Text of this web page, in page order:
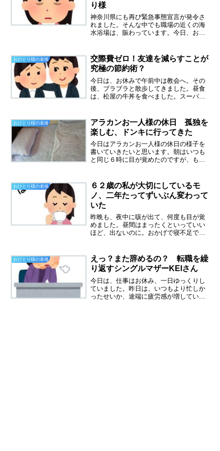
り様
神奈川県にも再び緊急事態宣言が発令さ
れました。そんな中でも職場の近くの海
水浴場は、賑わっています。今日、お客
と、家族連れもたくさんいらっしゃるの
ですが、今年は少な目。新...
おひとり様の老後
交際費ゼロ！友達を減らすことが
究極の節約術？
今日は、お休みで午前中は教会へ。その
後、ブラブラと散歩してきました。昼食
は、松屋の牛丼を食べました。スーパー
です。いつも買っているのがこちら、何
が入っているかわからない...
おひとり様の老後
アラカンお一人様の休日 孤独を
楽しむ、ドンキに行ってきた
今日はアラカンお一人様の休日の様子を
書いていきたいと思います。朝はいつも
と同じ６時に目が覚めたのですが、もう
具を使ってます。ひんやりします、寒い
くらいです。こちらもニトリ...
おひとり様の老後
６２歳の私が大切にしているモ
ノ、二年たってずいぶん変わって
いた
昨晩も、夜中に咳が出て、何度も目が覚
めました。昼間はまったくといっていい
ほど、出ないのに。おかげで寝不足で
０歳の時に、こんな記事を書いていまし
た。優先順位をつけてみたの...
おひとり様の老後
えっ？また辞めるの？ 転職を繰
り返すシングルマザーKEIさん
今日は、仕事はお休み、一日ゆっくりし
ていました。昨日は、いつもより忙しか
ったせいか、途端に疲労感が増していま